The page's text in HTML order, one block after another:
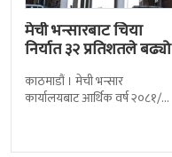
मेची भन्सारबाट चिया
निर्यात ३२ प्रतिशतले बढ्यो
काठमाडौं । मेची भन्सार
कार्यालयबाट आर्थिक वर्ष २०८१/८२
तथ्याङ्कानुसार